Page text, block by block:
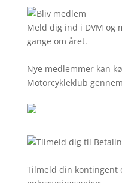
Meld dig ind i DVM og
gange om året.
Nye medlemmer kan
Motorcykleklub
Tilmeld din kontingent